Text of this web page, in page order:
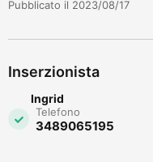
Pubblicato il 2023/08/17
Inserzionista
Ingrid
Telefono
3489065195